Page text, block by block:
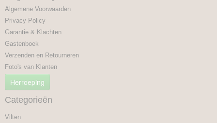
Algemene Voorwaarden
Privacy Policy
Garantie & Klachten
Gastenboek
Verzenden en Retourneren
Foto's van Klanten
Herroeping
Categorieën
Vilten